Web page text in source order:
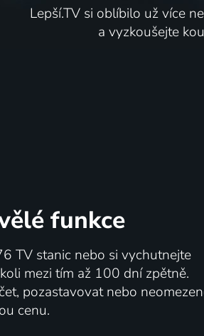
Lepší.TV si oblíbilo už více
a vyzkoušejte
funkce
TV stanic nebo si vychutnejte
mezi tím až 100 dní zpětně.
pozastavovat nebo
cenu.